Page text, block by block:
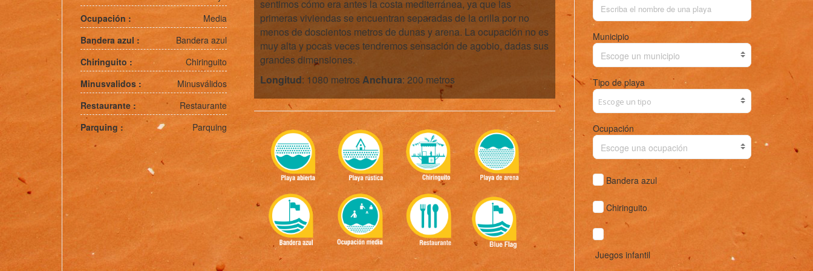
Ocupación :
Media
Bandera azul :
Bandera azul
Chiringuito :
Chiringuito
Minusvalidos :
Minusválidos
Restaurante :
Restaurante
Parquing :
Parquing
sentimos cómo era antes la costa mediterránea, ya que las
primeras viviendas se encuentran separadas de la orilla por no
menos de doscientos metros de dunas y arena. La ocupación no es
muy alta y pocas veces tendremos sensación de agobio, dadas sus
grandes dimensiones.
Longitud: 1080 metrosAnchura: 200 metros
Municipio
Escoge un municipio
Tipo de playa
Ocupación
Escoge una ocupación
Bandera azul
Chiringuito
Juegos infantil